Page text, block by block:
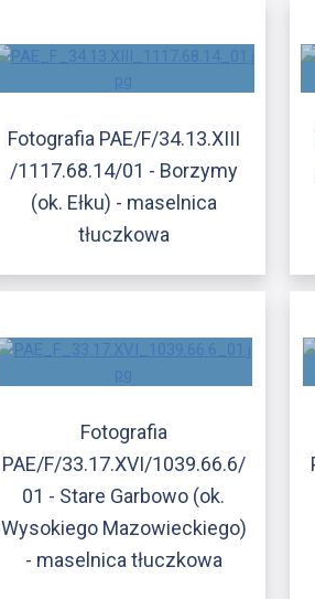
Fotografia PAE/F/34.13.XIII
/1117.68.14/01 - Borzymy
(ok. Ełku) - maselnica
tłuczkowa
Fotografia
PAE/F/33.17.XVI/1039.66.6/
01 - Stare Garbowo (ok.
Wysokiego Mazowieckiego)
- maselnica tłuczkowa